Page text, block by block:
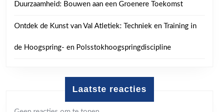
Duurzaamheid: Bouwen aan een Groenere Toekomst
Ontdek de Kunst van Val Atletiek: Techniek en Training in
de Hoogspring- en Polsstokhoogspringdiscipline
Laatste reacties